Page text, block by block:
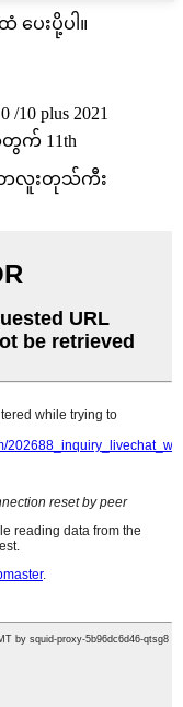
ပေးပို့ပါ။
တွက်
းဘုတ်ပါသော